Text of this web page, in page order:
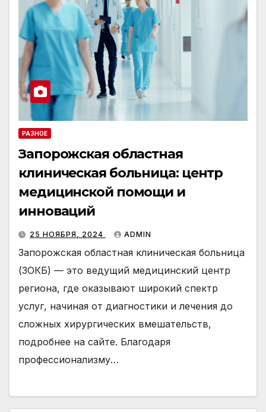
РАЗНОЕ
Запорожская областная
клиническая больница: центр
медицинской помощи и
инноваций
25 НОЯБРЯ, 2024 ADMIN
Запорожская областная клиническая больница
(ЗОКБ) — это ведущий медицинский центр
региона, где оказывают широкий спектр
услуг, начиная от диагностики и лечения до
сложных хирургических вмешательств,
подробнее на сайте. Благодаря
профессионализму…